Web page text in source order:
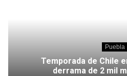
Puebla
Temporada de Chile
derrama de 2 mil